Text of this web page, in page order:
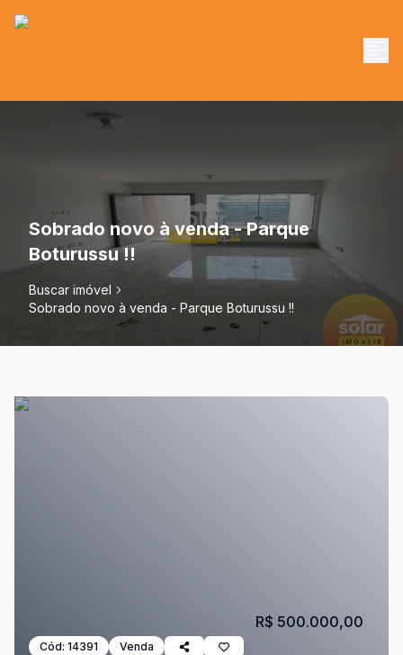
Sobrado novo à venda - Parque
Boturussu !!
Buscar imóvel
Sobrado novo à venda - Parque Boturussu !!
Cód: 14391 Venda
R$ 500.000,00